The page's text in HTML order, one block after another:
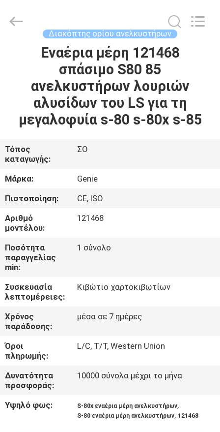
ΠΡΟΪΌΝΤΑ
ΒΊΝΤΕΟ
ΠΕΡΊΠΟΥ
ΕΜΕΊΣ
ΓΎΡΟΣ
ΕΡΓΟΣΤΑΣΊΩΝ
ΠΟΙΟΤΙΚΌΣ
ΈΛΕΓΧΟΣ
ΜΑΣ
ΣΕ
ΕΠΑΦΉ
ΜΕ
ΖΗΤΉΣΤΕ
ΈΝΑ
ΑΠΌΣΠΑΣΜΑ
Διακόπτης ορίου ανελκυστήρων
Εναέρια μέρη 121468
σπάσιμο S80 85
ανελκυστήρων λουριών
αλυσίδων του LS για τη
μεγαλοφυία s-80 s-80x s-85
Τόπος
καταγωγής:
ΣΟ
Μάρκα:
Genie
Πιστοποίηση:
CE, ISO
Αριθμό
μοντέλου:
121468
Ποσότητα
παραγγελίας
min:
1 σύνολο
Συσκευασία
λεπτομέρειες:
Κιβώτιο χαρτοκιβωτίων
Χρόνος
παράδοσης:
μέσα σε 7 ημέρες
Όροι
πληρωμής:
L/C, T/T, Western Union
Δυνατότητα
προσφοράς:
10000 σύνολα μέχρι το μήνα
Υψηλό φως: S-80x εναέρια μέρη ανελκυστήρων,
S-80 εναέρια μέρη ανελκυστήρων, 121468